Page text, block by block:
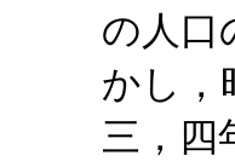
の人口
かし，
三，四